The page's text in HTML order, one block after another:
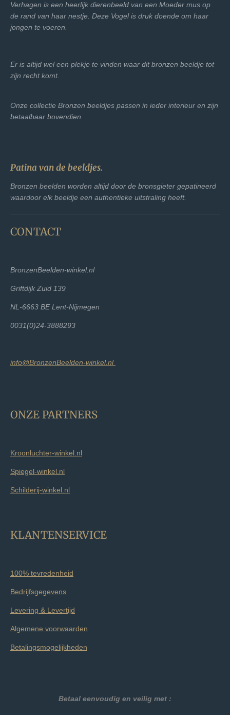
Verhagen is een heerlijk dierenbeeld van een Moeder mus op
de rand van haar nestje. Deze Vogel is druk doende om haar
jongen te voeren.
Er is altijd wel een plekje te vinden waar dit bronzen beeldje tot
zijn recht komt.
Onze collectie Bronzen beeldjes passen in ieder interieur en zijn
betaalbaar bovendien.
Patina van de beeldjes.
Bronzen beelden worden altijd door de bronsgieter gepatineerd
waardoor elk beeldje een authentieke uitstraling heeft.
CONTACT
BronzenBeelden-winkel.nl
Griftdijk Zuid 139
NL-6663 BE Lent-Nijmegen
0031(0)24-3888293
info@BronzenBeelden-winkel.nl
ONZE PARTNERS
Kroonluchter-winkel.nl
Spiegel-winkel.nl
Schilderij-winkel.nl
KLANTENSERVICE
100% tevredenheid
Bedrijfsgegevens
Levering & Levertijd
Algemene voorwaarden
Betalingsmogelijkheden
Betaal eenvoudig en veilig met :